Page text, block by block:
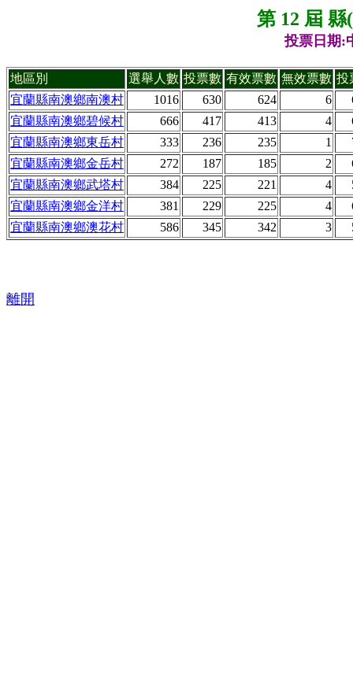
第 12 屆
投票日期:
地區別 選舉人數 投票數 有效票數 無效票數 投
宜蘭縣南澳鄉南澳村
1016 630 624 6
宜蘭縣南澳鄉碧候村
666 417 413 4
宜蘭縣南澳鄉東岳村
333 236 235 1
宜蘭縣南澳鄉金岳村
272 187 185 2
宜蘭縣南澳鄉武塔村
384 225 221 4
宜蘭縣南澳鄉金洋村
381 229 225 4
宜蘭縣南澳鄉澳花村
586 345 342 3
離開